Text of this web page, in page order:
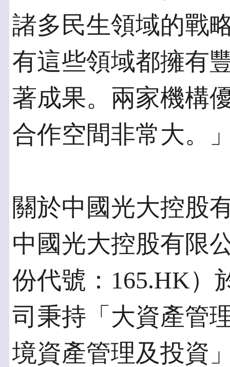
諸多民生領域的戰
有這些領域都擁有
著成果。兩家機構
合作空間非常大。
關於中國光大控股
中國光大控股有限
份代號：165.HK）
司秉持「大資產管
境資產管理及投資